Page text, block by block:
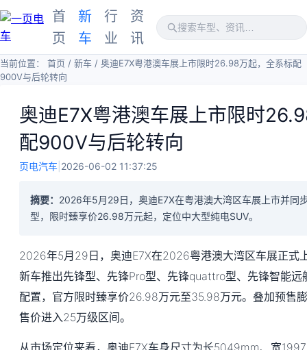
首
页
新
车
行
业
资
讯
当前位置： 首页 / 新车 / 奥迪E7X粤港澳车展上市限时26.98万起，全系标配
900V与后轮转向
奥迪E7X粤港澳车展上市限时
配900V与后轮转向
页电汽车 2026-06-02 11:37:25
摘要： 2026年5月29日，奥迪E7X在粤港澳大湾区车展上市并同
型，限时臻享价26.98万元起，定位中大型纯电SUV。
2026年5月29日，奥迪E7X在2026粤港澳大湾区车展正式
新车推出先锋型、先锋Pro型、先锋quattro型、先锋智能
配置，官方限时臻享价26.98万元至35.98万元。叠加预售
售价进入25万级区间。
从市场定位来看，奥迪E7X车身尺寸为长5049mm、宽